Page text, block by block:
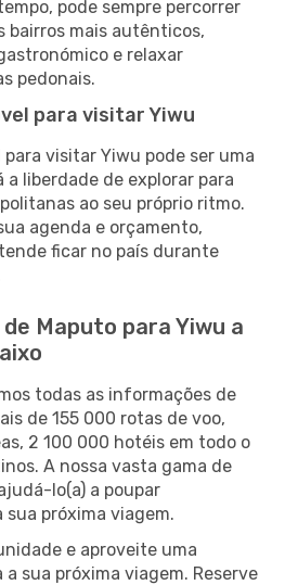
pode sempre percorrer
bairros mais autênticos,
e relaxar
pedonais.
para visitar Yiwu
visitar Yiwu pode ser uma
a liberdade de explorar para
ao seu próprio ritmo.
agenda e orçamento,
ficar no país durante
Maputo para Yiwu a
todas as informações de
de 155 000 rotas de voo,
2 100 000 hotéis em todo o
A nossa vasta gama de
lo(a) a poupar
próxima viagem.
e aproveite uma
sua próxima viagem. Reserve